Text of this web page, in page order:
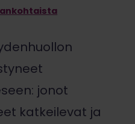
jonot
katkeilevat ja